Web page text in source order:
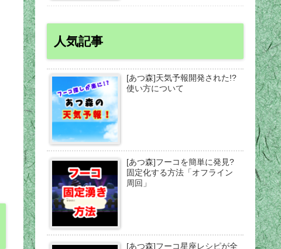
人気記事
[あつ森]天気予報開発された!?
使い方について
[あつ森]フーコを簡単に発見?
固定化する方法「オフライン
周回」
[あつ森]フーコ星座レシピが全